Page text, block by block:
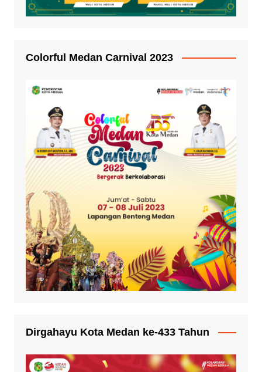
Colorful Medan Carnival 2023
Dirgahayu Kota Medan ke-433 Tahun